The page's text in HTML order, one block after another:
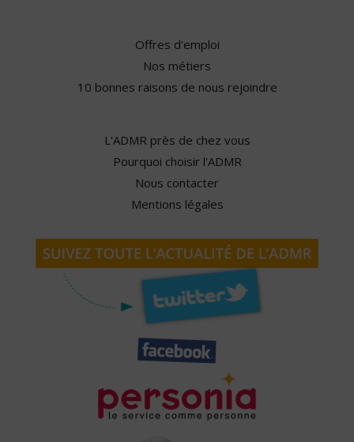
Offres d'emploi
Nos métiers
10 bonnes raisons de nous rejoindre
L'ADMR près de chez vous
Pourquoi choisir l'ADMR
Nous contacter
Mentions légales